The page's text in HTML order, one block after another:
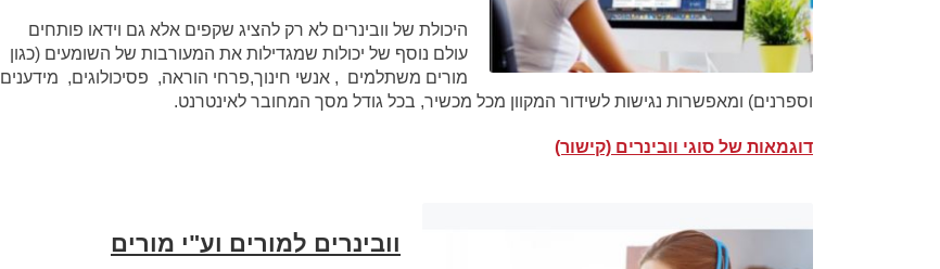
היכולת של וובינרים לא רק להציג שקפים אלא גם וידאו פותחים
עולם נוסף של יכולות שמגדילות את המעורבות של השומעים (כגון
מורים משתלמים , אנשי חינוך,פרחי הוראה, פסיכולוגים, מידענים
וספרנים) ומאפשרות נגישות לשידור המקוון מכל מכשיר, בכל גודל מסך המחובר לאינטרנט.
דוגמאות של סוגי וובינרים (קישור)
וובינרים למורים וע"י מורים